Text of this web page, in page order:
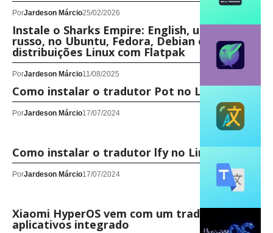
PorJardeson Márcio25/02/2026
Instale o Sharks Empire: English, um tradutor
russo, no Ubuntu, Fedora, Debian e outras
distribuições Linux com Flatpak
PorJardeson Márcio11/08/2025
Como instalar o tradutor Pot no Linux!
PorJardeson Márcio17/07/2024
Como instalar o tradutor lfy no Linux!
PorJardeson Márcio17/07/2024
Xiaomi HyperOS vem com um tradutor de
aplicativos integrado